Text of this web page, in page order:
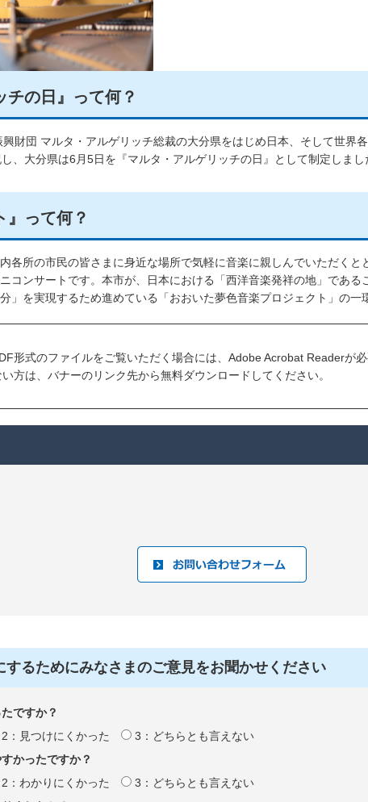
チの日』って何？
財団 マルタ・アルゲリッチ総裁の大分県をはじめ日本、そして世界
、大分県は6月5日を『マルタ・アルゲリッチの日』として制定しまし
』って何？
各所の市民の皆さまに身近な場所で気軽に音楽に親しんでいただく
コンサートです。本市が、日本における「西洋音楽発祥の地」である
」を実現するため進めている「おおいた夢色音楽プロジェクト」の一
形式のファイルをご覧いただく場合には、Adobe Acrobat Readerが
い方は、バナーのリンク先から無料ダウンロードしてください。
するためにみなさまのご意見をお聞かせください
ですか？
2：見つけにくかった
3：どちらとも言えない
かったですか？
2：わかりにくかった
3：どちらとも言えない